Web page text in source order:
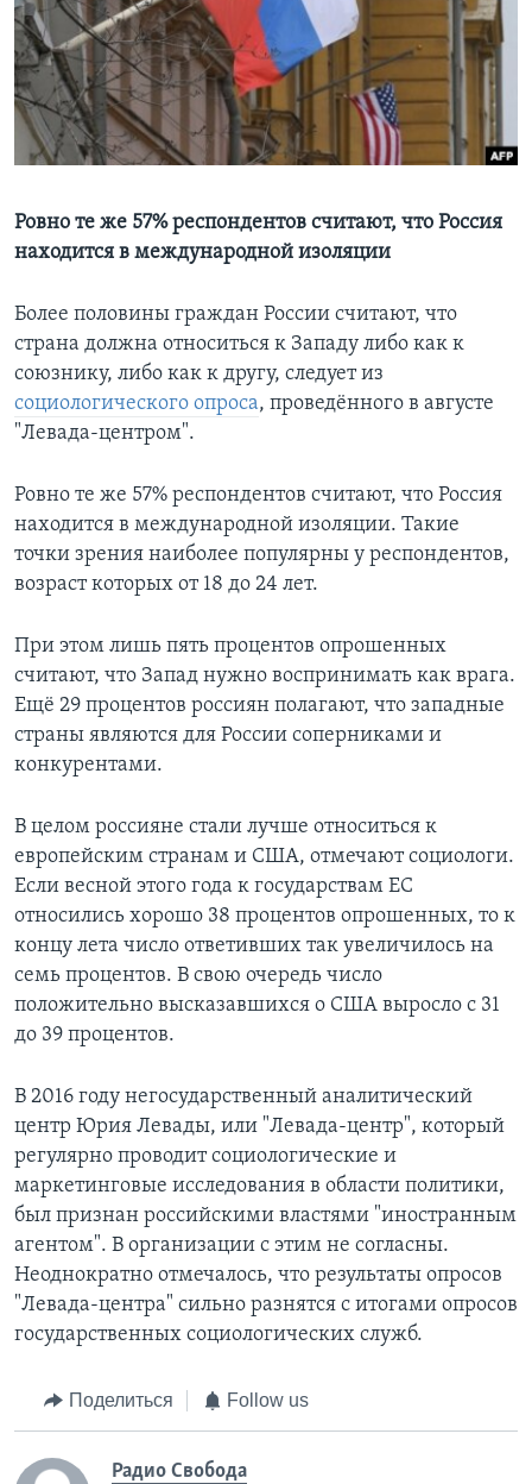
Learning English
СОЦИАЛЬНЫЕ СЕТИ
Языки
Ровно те же 57% респондентов считают, что Россия
находится в международной изоляции
Более половины граждан России считают, что
страна должна относиться к Западу либо как к
союзнику, либо как к другу, следует из
социологического опроса, проведённого в августе
"Левада-центром".
Ровно те же 57% респондентов считают, что Россия
находится в международной изоляции. Такие
точки зрения наиболее популярны у респондентов,
возраст которых от 18 до 24 лет.
При этом лишь пять процентов опрошенных
считают, что Запад нужно воспринимать как врага.
Ещё 29 процентов россиян полагают, что западные
страны являются для России соперниками и
конкурентами.
В целом россияне стали лучше относиться к
европейским странам и США, отмечают социологи.
Если весной этого года к государствам ЕС
относились хорошо 38 процентов опрошенных, то к
концу лета число ответивших так увеличилось на
семь процентов. В свою очередь число
положительно высказавшихся о США выросло с 31
до 39 процентов.
В 2016 году негосударственный аналитический
центр Юрия Левады, или "Левада-центр", который
регулярно проводит социологические и
маркетинговые исследования в области политики,
был признан российскими властями "иностранным
агентом". В организации с этим не согласны.
Неоднократно отмечалось, что результаты опросов
"Левада-центра" сильно разнятся с итогами опросов
государственных социологических служб.
Поделиться Follow us
Радио Свобода